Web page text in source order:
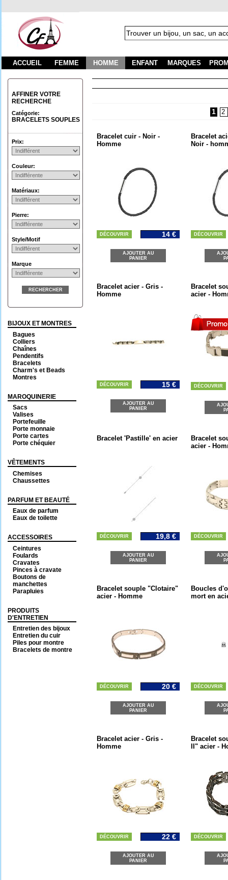
ACCUEIL FEMME HOMME ENFANT MARQUES
AFFINER VOTRE
RECHERCHE
Catégorie:
BRACELETS SOUPLES
Prix:
Couleur:
Matériaux:
Pierre:
Style/Motif
Marque
RECHERCHER
BIJOUX ET MONTRES
Bagues
Colliers
Chaînes
Pendentifs
Bracelets
Charm's et Beads
Montres
MAROQUINERIE
Sacs
Valises
Portefeuille
Porte monnaie
Porte cartes
Porte chéquier
VÊTEMENTS
Chemises
Chaussettes
PARFUM ET BEAUTÉ
Eaux de parfum
Eaux de toilette
ACCESSOIRES
Ceintures
Foulards
Cravates
Pinces à cravate
Boutons de
manchettes
Parapluies
PRODUITS
D'ENTRETIEN
Entretien des bijoux
Entretien du cuir
Piles pour montre
Bracelets de montre
1 2
Bracelet cuir - Noir -
Homme
DÉCOUVRIR 14 €
AJOUTER AU
PANIER
Bracelet
Noir -
DÉCOUVRIR
Bracelet acier - Gris -
Homme
DÉCOUVRIR 15 €
AJOUTER AU
PANIER
Bracelet
acier -
DÉCOUVRIR
Bracelet 'Pastille' en acier
DÉCOUVRIR 19,8 €
AJOUTER AU
PANIER
Bracelet
acier -
DÉCOUVRIR
Bracelet souple "Clotaire"
acier - Homme
DÉCOUVRIR 20 €
AJOUTER AU
PANIER
Boucles
mort en
DÉCOUVRIR
Bracelet acier - Gris -
Homme
DÉCOUVRIR 22 €
AJOUTER AU
PANIER
Bracelet
II" acier -
DÉCOUVRIR